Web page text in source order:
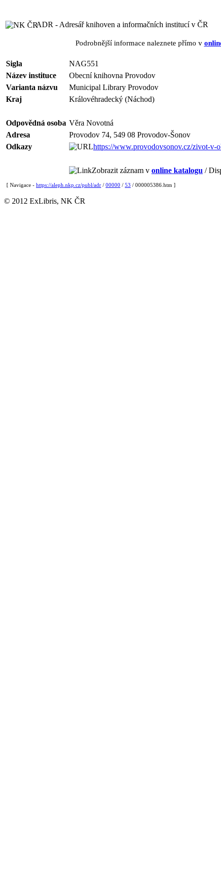
ADR - Adresář knihoven a informačních institucí v ČR
Podrobnější informace naleznete přímo v
Sigla
NAG551
Název instituce
Obecní knihovna Provodov
Varianta názvu
Municipal Library Provodov
Kraj
Královéhradecký (Náchod)
Odpovědná osoba Věra Novotná
Adresa
Provodov 74, 549 08 Provodov-Šonov
Odkazy
https://www.provodovsonov.cz/zivot-v-
Zobrazit záznam v online katalogu /
[ Navigace - https://aleph.nkp.cz/publ/adr / 00000 / 53 / 000005386.htm ]
© 2012 ExLibris, NK ČR